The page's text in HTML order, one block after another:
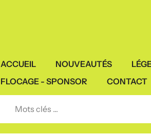
ACCUEIL NOUVEAUTÉS
FLOCAGE - SPONSOR
CONTACT